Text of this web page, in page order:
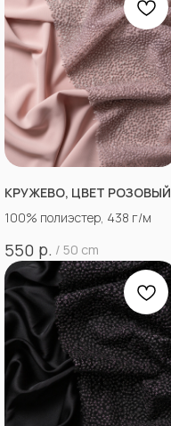
КРУЖЕВО, ЦВЕТ РОЗОВЫЙ
100% полиэстер, 438 г/м
550 р. / 50 cm